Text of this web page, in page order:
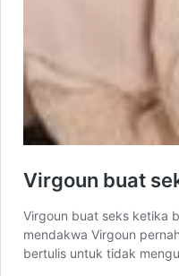
Virgoun buat
Virgoun buat seks ketika
mendakwa Virgoun
bertulis untuk tidak